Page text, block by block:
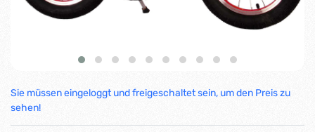
Sie müssen eingeloggt und freigeschaltet sein, um den Preis zu
sehen!